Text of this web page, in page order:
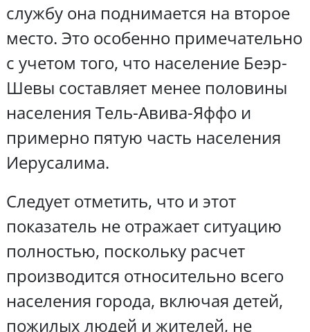
службу она поднимается на второе
место. Это особенно примечательно
с учетом того, что население Беэр-
Шевы составляет менее половины
населения Тель-Авива-Яффо и
примерно пятую часть населения
Иерусалима.
Следует отметить, что и этот
показатель не отражает ситуацию
полностью, поскольку расчет
производится относительно всего
населения города, включая детей,
пожилых людей и жителей, не